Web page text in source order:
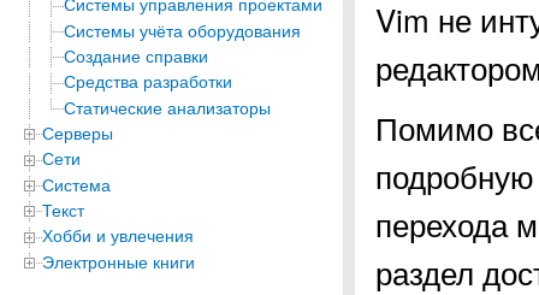
Системы учёта оборудования
Создание справки
Средства разработки
Статические анализаторы
Серверы
Сети
Система
Текст
Хобби и увлечения
Электронные книги
Vim не
Помимо
перехода
раздел